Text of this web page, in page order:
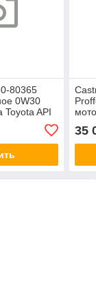
80365
0W30
Toyota API
35